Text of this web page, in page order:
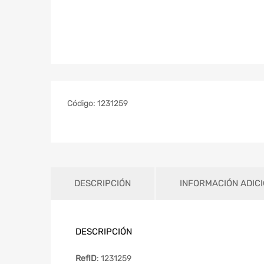
Código: 1231259
DESCRIPCIÓN INFORMACIÓN
DESCRIPCIÓN
RefID: 1231259